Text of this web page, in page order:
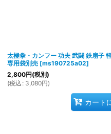
太極拳・カンフー 功夫 武闘 鉄扇子
専用袋別売 [ms190725a02]
2,800円(税別)
(税込 : 3,080円)
カート